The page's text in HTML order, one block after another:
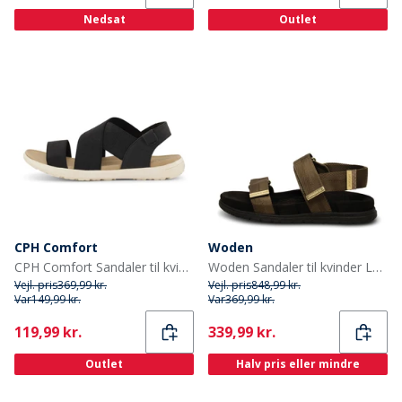
Nedsat Outlet
CPH Comfort
CPH Comfort Sandaler til kvinder Cliff Sort
Vejl. pris369,99 kr.
Var149,99 kr.
Current
119,99 kr.
Outlet
Woden
Woden Sandaler til kvinder Louisa 295 Mørk oliven
Vejl. pris848,99 kr.
Var369,99 kr.
Current
339,99 kr.
Halv pris eller mindre